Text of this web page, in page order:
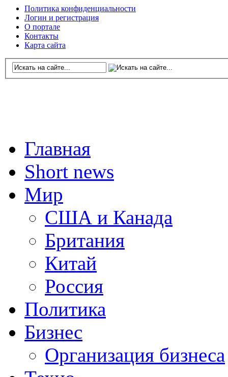
Политика конфиденциальности
Логин и регистрация
О портале
Контакты
Карта сайта
Главная
Short news
Мир
США и Канада
Британия
Китай
Россия
Политика
Бизнес
Организация бизнеса